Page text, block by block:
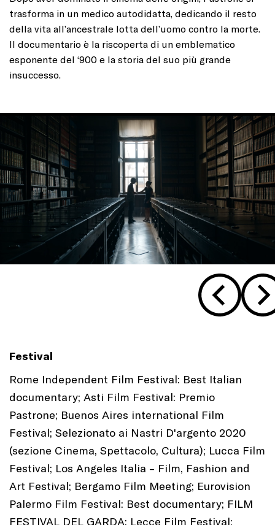
trasforma in un medico autodidatta, dedicando il resto
della vita all’ancestrale lotta dell’uomo contro la morte.
Il documentario è la riscoperta di un emblematico
esponente del ‘900 e la storia del suo più grande
insuccesso.
Festival
Rome Independent Film Festival: Best Italian
documentary; Asti Film Festival: Premio
Pastrone; Buenos Aires international Film
Festival; Selezionato ai Nastri D'argento 2020
(sezione Cinema, Spettacolo, Cultura); Lucca Film
Festival; Los Angeles Italia – Film, Fashion and
Art Festival; Bergamo Film Meeting; Eurovision
Palermo Film Festival: Best documentary; FILM
FESTIVAL DEL GARDA; Lecce Film Festival;